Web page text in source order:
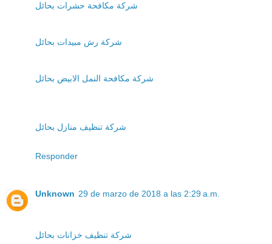
شركة مكافحة حشرات بحائل
شركة رش مبيدات بحائل
شركة مكافحة النمل الابيض بحائل
شركة تنظيف منازل بحائل
Responder
Unknown 29 de marzo de 2018 a las 2:29 a.m.
شركة تنظيف خزانات بحائل